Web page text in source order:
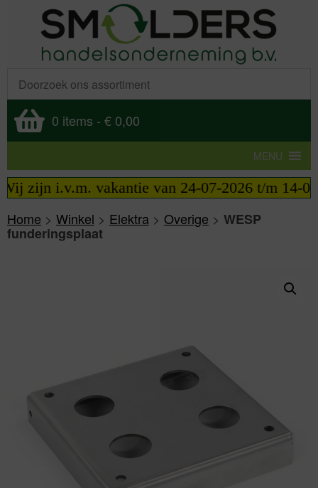
0 items - € 0,00
MENU
i.v.m. vakantie van 24-07-2026 t/m 14-08-
Home > Winkel > Elektra > Overige > WESP
funderingsplaat